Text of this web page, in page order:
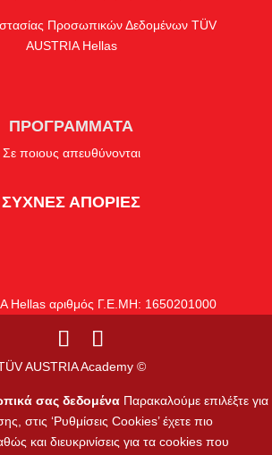
Προσωπικών Δεδομένων TÜV
AUSTRIA Hellas
ΠΡΟΓΡΑΜΜΑΤΑ
Σε ποιους απευθύνονται
ΣΥΧΝΕΣ ΑΠΟΡΙΕΣ
Hellas αριθμός Γ.Ε.ΜΗ: 1650201000
AUSTRIA Academy ©
σας δεδομένα Παρακαλούμε επιλέξτε για
στις ‘Ρυθμίσεις Cookies’ έχετε πιο
και διευκρινίσεις για τα cookies που